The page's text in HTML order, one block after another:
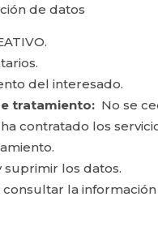
de datos
del interesado.
tratamiento: No se
contratado los
los datos.
consultar la